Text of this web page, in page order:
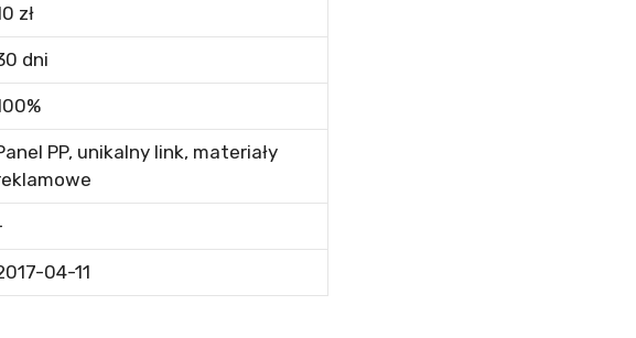
zł
dni
PP, unikalny link, materiały
04-11